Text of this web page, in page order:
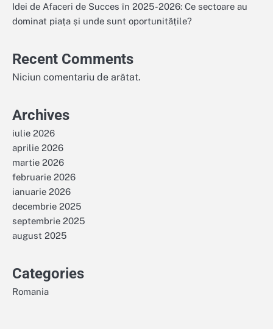
Idei de Afaceri de Succes în 2025-2026: Ce sectoare au
dominat piața și unde sunt oportunitățile?
Recent Comments
Niciun comentariu de arătat.
Archives
iulie 2026
aprilie 2026
martie 2026
februarie 2026
ianuarie 2026
decembrie 2025
septembrie 2025
august 2025
Categories
Romania